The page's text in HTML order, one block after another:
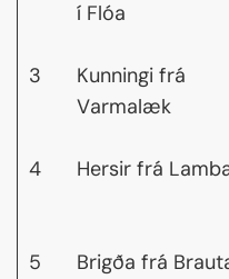
í Flóa
3
Kunningi frá
Varmalæk
4 Hersir frá
5 Brigða frá